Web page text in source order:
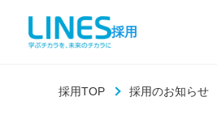
採用
採用TOP 採用のお知らせ